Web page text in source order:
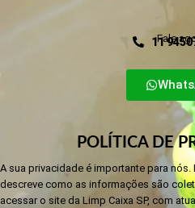
Fale
11
POLÍTICA DE
A sua privacidade é importante para nós.
descreve como as informações são
acessar o site da Limp Caixa SP, com